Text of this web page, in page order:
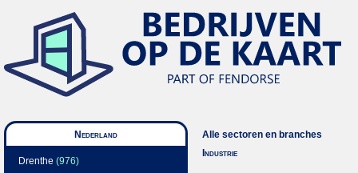
Nederland
Drenthe (976)
Alle sectoren en branches
Industrie